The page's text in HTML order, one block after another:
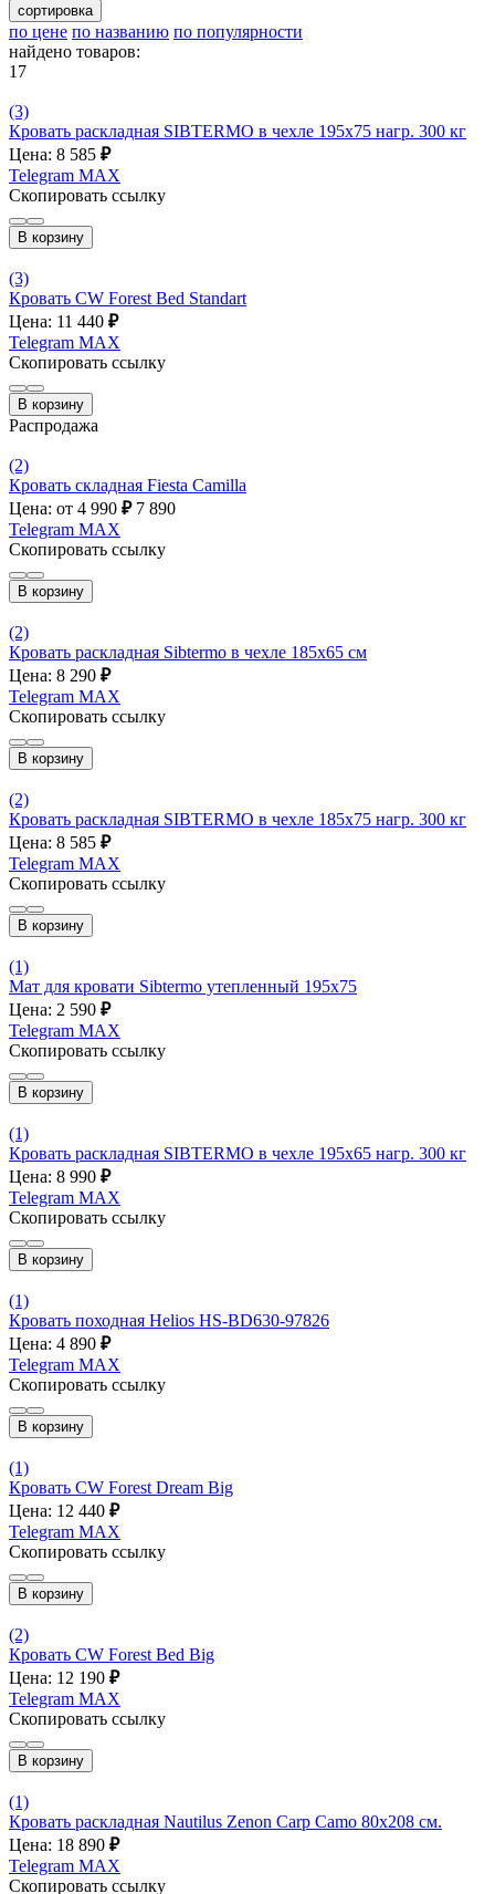
сортировка
по цене по названию по популярности
найдено товаров:
17
(3)
Кровать раскладная SIBTERMO в чехле 195x75 нагр. 300 кг
Цена: 8 585 ₽
Telegram MAX
Скопировать ссылку
В корзину
(3)
Кровать CW Forest Bed Standart
Цена: 11 440 ₽
Telegram MAX
Скопировать ссылку
В корзину
Распродажа
(2)
Кровать складная Fiesta Сamilla
Цена: от 4 990 ₽ 7 890
Telegram MAX
Скопировать ссылку
В корзину
(2)
Кровать раскладная Sibtermo в чехле 185x65 см
Цена: 8 290 ₽
Telegram MAX
Скопировать ссылку
В корзину
(2)
Кровать раскладная SIBTERMO в чехле 185x75 нагр. 300 кг
Цена: 8 585 ₽
Telegram MAX
Скопировать ссылку
В корзину
(1)
Мат для кровати Sibtermo утепленный 195x75
Цена: 2 590 ₽
Telegram MAX
Скопировать ссылку
В корзину
(1)
Кровать раскладная SIBTERMO в чехле 195x65 нагр. 300 кг
Цена: 8 990 ₽
Telegram MAX
Скопировать ссылку
В корзину
(1)
Кровать походная Helios HS-BD630-97826
Цена: 4 890 ₽
Telegram MAX
Скопировать ссылку
В корзину
(1)
Кровать CW Forest Dream Big
Цена: 12 440 ₽
Telegram MAX
Скопировать ссылку
В корзину
(2)
Кровать CW Forest Bed Big
Цена: 12 190 ₽
Telegram MAX
Скопировать ссылку
В корзину
(1)
Кровать раскладная Nautilus Zenon Carp Camo 80x208 см.
Цена: 18 890 ₽
Telegram MAX
Скопировать ссылку